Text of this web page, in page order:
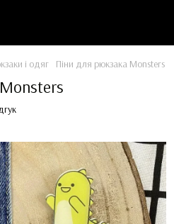
і одяг Піни для рюкзака Monsters